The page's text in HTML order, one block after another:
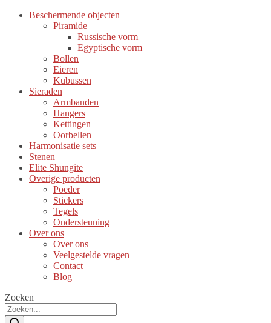
Beschermende objecten
Piramide
Russische vorm
Egyptische vorm
Bollen
Eieren
Kubussen
Sieraden
Armbanden
Hangers
Kettingen
Oorbellen
Harmonisatie sets
Stenen
Elite Shungite
Overige producten
Poeder
Stickers
Tegels
Ondersteuning
Over ons
Over ons
Veelgestelde vragen
Contact
Blog
Zoeken